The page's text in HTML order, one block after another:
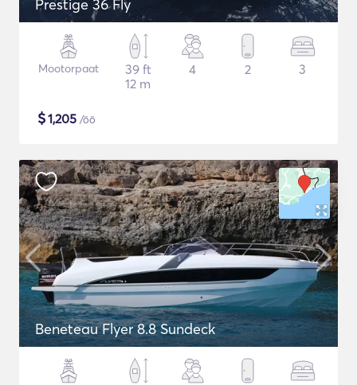
Prestige 36 Fly
Mootorpaat
39 ft
12 m
4 2 3
$1,205 /öö
Beneteau Flyer 8.8 Sundeck